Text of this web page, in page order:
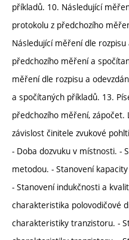
příkladů. 10. Následující
protokolu z předchozího
Následující měření dle
předchozího měření a
měření dle rozpisu a
a spočítaných příkladů. 13.
předchozího měření,
závislost činitele zvukové
- Doba dozvuku v místnosti. -
metodou. - Stanovení
- Stanovení indukčnosti a
charakteristika polovodičové
charakteristiky tranzistoru. -